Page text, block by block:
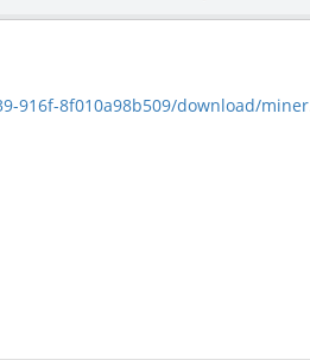
download/mineral_53441.jpg